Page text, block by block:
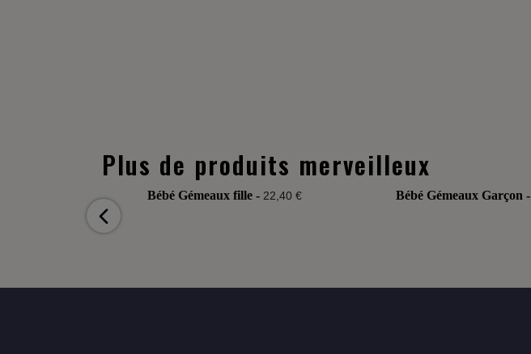
Plus de produits merveilleux
Bébé Gémeaux fille - 22,40 € Bébé Gémeaux Garçon -